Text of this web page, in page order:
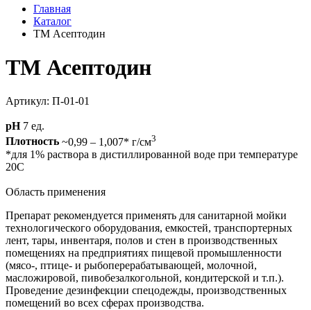
Главная
Каталог
ТМ Асептодин
ТМ Асептодин
Артикул: П-01-01
pH 7 ед.
Плотность ~0,99 – 1,007* г/см3
*для 1% раствора в дистиллированной воде при температуре
20С
Область применения
Препарат рекомендуется применять для санитарной мойки
технологического оборудования, емкостей, транспортерных
лент, тары, инвентаря, полов и стен в производственных
помещениях на предприятиях пищевой промышленности
(мясо-, птице- и рыбоперерабатывающей, молочной,
масложировой, пивобезалкогольной, кондитерской и т.п.).
Проведение дезинфекции спецодежды, производственных
помещений во всех сферах производства.